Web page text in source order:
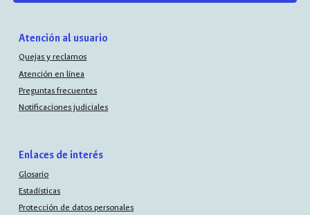
Atención al usuario
Quejas y reclamos
Atención en línea
Preguntas frecuentes
Notificaciones judiciales
Enlaces de interés
Glosario
Estadísticas
Protección de datos personales